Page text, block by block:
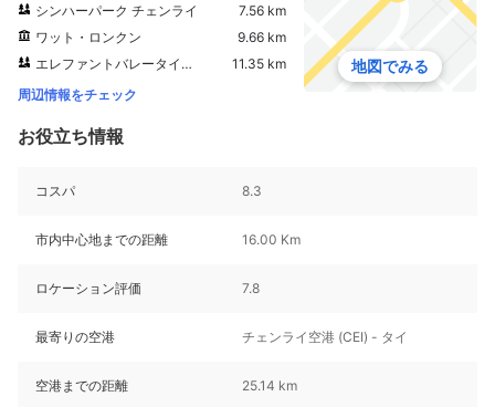
シンハーパーク チェンライ
7.56 km
ワット・ロンクン
9.66 km
エレファントバレータイランド
11.35 km
周辺情報をチェック
地図でみる
お役立ち情報
コスパ 8.3
市内中心地までの距離 16.00 Km
ロケーション評価 7.8
最寄りの空港 チェンライ空港 (CEI) - タイ
空港までの距離 25.14 km